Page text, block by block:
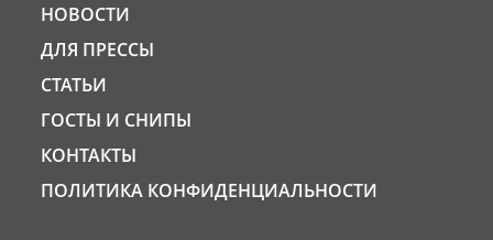
НОВОСТИ
ДЛЯ ПРЕССЫ
СТАТЬИ
ГОСТЫ И СНИПЫ
КОНТАКТЫ
ПОЛИТИКА КОНФИДЕНЦИАЛЬНОСТИ